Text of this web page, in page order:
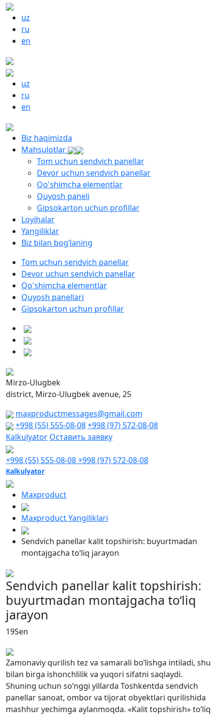
uz
ru
en
uz
ru
en
Biz haqimizda
Mahsulotlar
Tom uchun sendvich panellar
Devor uchun sendvich panellar
Qo'shimcha elementlar
Quyosh paneli
Gipsokarton uchun profillar
Loyihalar
Yangiliklar
Biz bilan bog’laning
Tom uchun sendvich panellar
Devor uchun sendvich panellar
Qo'shimcha elementlar
Quyosh panellari
Gipsokarton uchun profillar
Mirzo-Ulugbek
district, Mirzo-Ulugbek avenue, 25
maxproductmessages@gmail.com
+998 (55) 555-08-08+998 (97) 572-08-08
Kalkulyator Оставить заявку
+998 (55) 555-08-08+998 (97) 572-08-08
Kalkulyator
Maxproduct
Maxproduct Yangiliklari
Sendvich panellar kalit topshirish: buyurtmadan
montajgacha to‘liq jarayon
Sendvich panellar kalit topshirish:
buyurtmadan montajgacha to‘liq
jarayon
19Sen
Zamonaviy qurilish tez va samarali bo‘lishga intiladi, shu
bilan birga ishonchlilik va yuqori sifatni saqlaydi.
Shuning uchun so‘nggi yillarda Toshkentda sendvich
panellar sanoat, ombor va tijorat obyektlari qurilishida
mashhur yechimga aylanmoqda. «Kalit topshirish» to‘liq